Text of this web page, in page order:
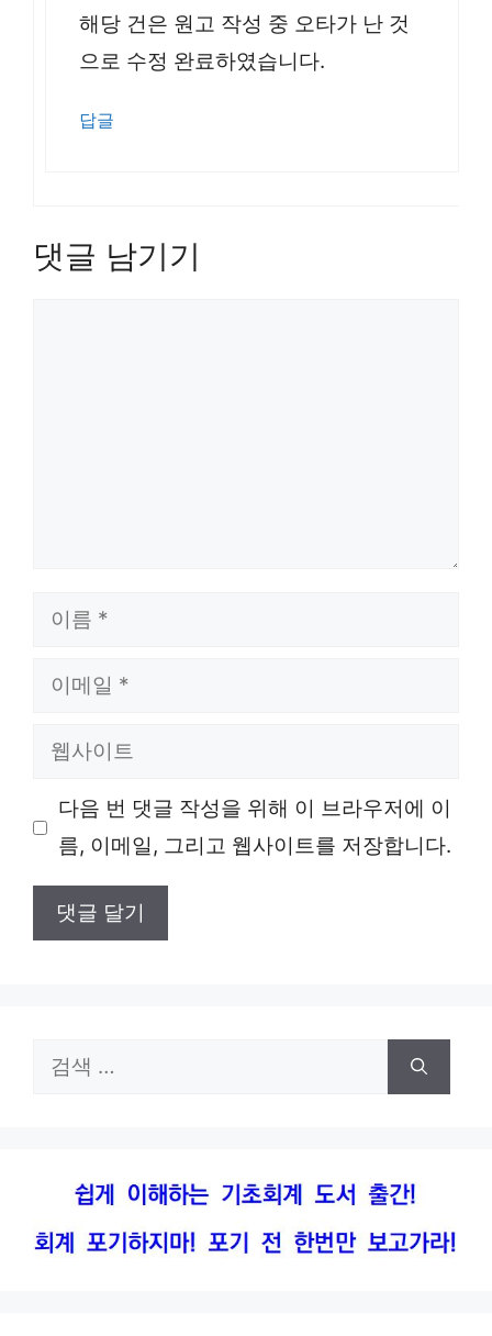
해당 건은 원고 작성 중 오타가 난 것
으로 수정 완료하였습니다.
답글
댓글 남기기
일
이 다음 번 댓글 작성을 위해 이 브라우저에 이
름, 이메일, 그리고 웹사이트를 저장합니다.